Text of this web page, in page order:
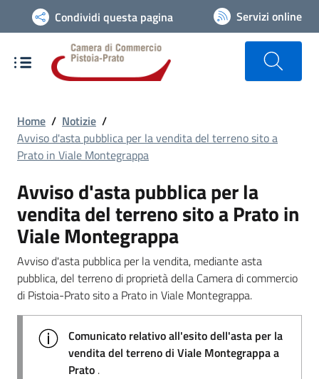
Vai alla navigazione del sito
Condividi questa pagina Servizi online
Home / Notizie /
Avviso d'asta pubblica per la vendita del terreno sito a
Prato in Viale Montegrappa
Avviso d'asta pubblica per la
vendita del terreno sito a Prato in
Viale Montegrappa
Avviso d'asta pubblica per la vendita, mediante asta
pubblica, del terreno di proprietà della Camera di commercio
di Pistoia-Prato sito a Prato in Viale Montegrappa.
Comunicato relativo all'esito dell'asta per la
vendita del terreno di Viale Montegrappa a
Prato .